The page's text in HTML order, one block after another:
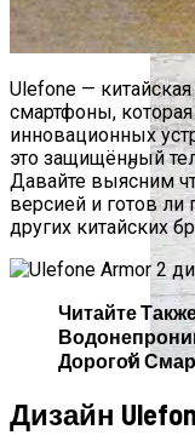
Ulefone —
смартфоны,
инновационных
это защищённый
Давайте выясним
версией и готов
других китайских
Читайте
Дорогой
Дизайн